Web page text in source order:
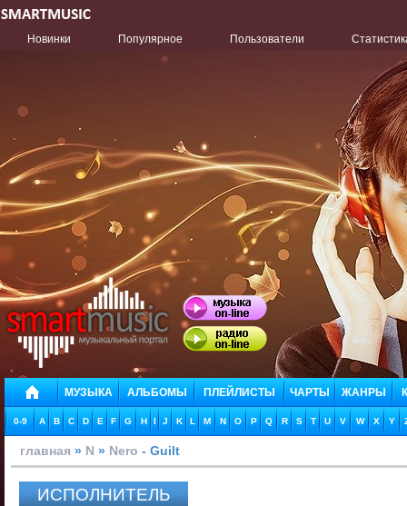
Новинки Популярное Пользователи
МУЗЫКА АЛЬБОМЫ ПЛЕЙЛИСТЫ ЧАРТЫ ЖАНРЫ
0-9 A B C D E F G H I J K L M N O P Q R S T U V W X Y
главная » N » Nero - Guilt
ИСПОЛНИТЕЛЬ